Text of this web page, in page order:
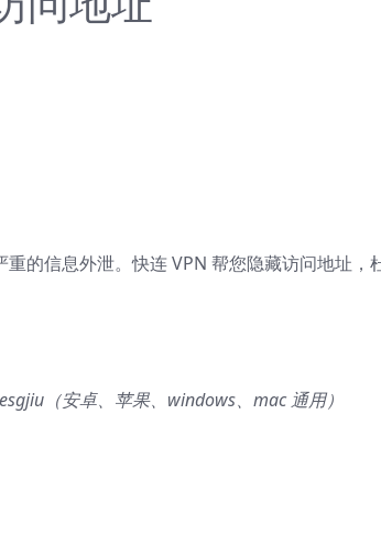
的信息外泄。快连 VPN 帮您隐藏访问地址，
（安卓、苹果、windows、mac 通用）